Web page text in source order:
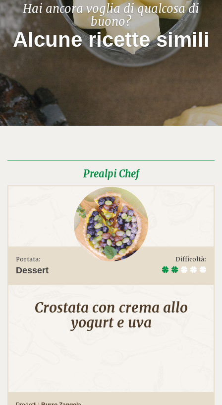
Hai ancora voglia di qualcosa di
buono?
Alcune ricette simili
Prealpi Chef
Portata:
Dessert
Difficoltà:
Crostata con crema allo
yogurt e uva